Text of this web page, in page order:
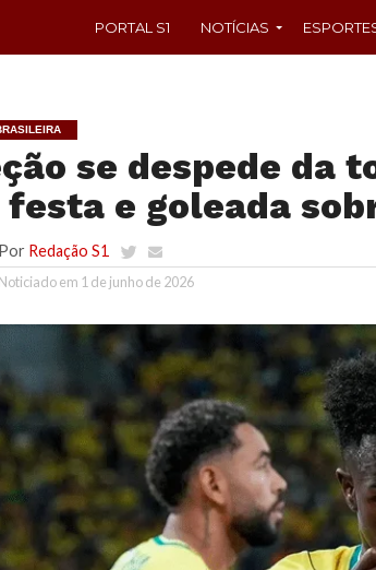
PORTAL S1 NOTÍCIAS
se despede da
festa e goleada
Por Redação S1
Noticiado em 1 de junho de 2026